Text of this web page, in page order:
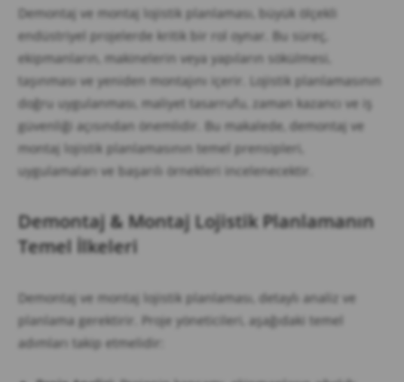
Demontaj ve montaj lojistik planlaması, büyük ölçekli
endüstriyel projelerde kritik bir rol oynar. Bu süreç,
ekipmanların, makinelerin veya yapıların sökülmesi,
taşınması ve yeniden montajını içerir. Lojistik planlamasının
doğru uygulanması, maliyet tasarrufu, zaman kazancı ve iş
güvenliği açısından önemlidir. Bu makalede, demontaj ve
montaj lojistik planlamasının temel prensipleri,
uygulamaları ve başarılı örnekleri incelenecektir.
Demontaj & Montaj Lojistik Planlamanın
Temel İlkeleri
Demontaj ve montaj lojistik planlaması, detaylı analiz ve
planlama gerektirir. Proje yöneticileri, aşağıdaki temel
adımları takip etmelidir: